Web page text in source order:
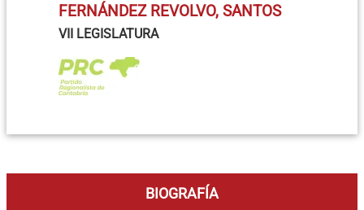
FERNÁNDEZ REVOLVO, SANTOS
VII LEGISLATURA
BIOGRAFÍA